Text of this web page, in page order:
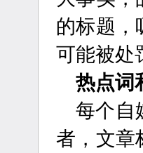
的标题，
可能被处
热点词
每个自
者，文章